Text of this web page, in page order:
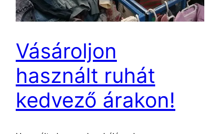
Vásároljon
használt ruhát
kedvező árakon!